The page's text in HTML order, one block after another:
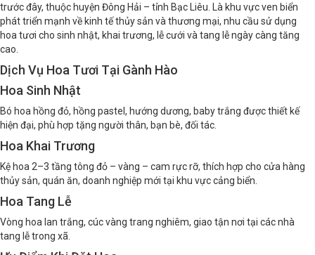
trước đây, thuộc huyện Đông Hải – tỉnh Bạc Liêu. Là khu vực ven biển
phát triển mạnh về kinh tế thủy sản và thương mại, nhu cầu sử dụng
hoa tươi cho sinh nhật, khai trương, lễ cưới và tang lễ ngày càng tăng
cao.
Dịch Vụ Hoa Tươi Tại Gành Hào
Hoa Sinh Nhật
Bó hoa hồng đỏ, hồng pastel, hướng dương, baby trắng được thiết kế
hiện đại, phù hợp tặng người thân, bạn bè, đối tác.
Hoa Khai Trương
Kệ hoa 2–3 tầng tông đỏ – vàng – cam rực rỡ, thích hợp cho cửa hàng
thủy sản, quán ăn, doanh nghiệp mới tại khu vực cảng biển.
Hoa Tang Lễ
Vòng hoa lan trắng, cúc vàng trang nghiêm, giao tận nơi tại các nhà
tang lễ trong xã.